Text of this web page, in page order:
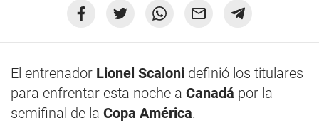
El entrenador Lionel Scaloni definió los titulares
para enfrentar esta noche a Canadá por la
semifinal de la Copa América.